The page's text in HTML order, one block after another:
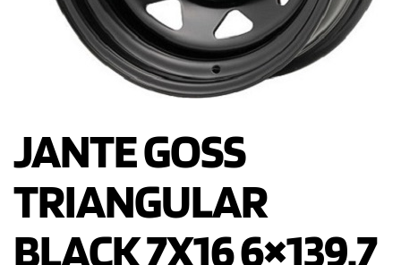
JANTE GOSS
TRIANGULAR
BLACK 7X16 6×139.7